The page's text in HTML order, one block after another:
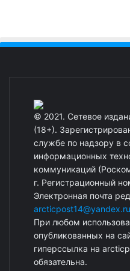
© 2021. Сетевое
(18+).
службе по надзору в
информационных
коммуникаций
г. Регистрационный
Электронная почта
arcticpost14@yandex.ru
При любом
опубликованных на
гиперссылка на
обязательна.